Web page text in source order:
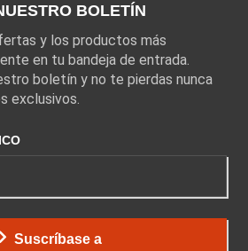
BOLETÍN
y los productos más
en tu bandeja de entrada.
boletín y no te pierdas nunca
exclusivos.
Suscríbase a